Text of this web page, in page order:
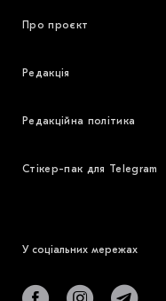
Про проєкт
Редакція
Редакційна політика
Стікер-пак для Telegram
У соціальних мережах